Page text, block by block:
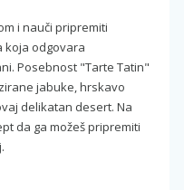
i nauči pripremiti
koja odgovara
Posebnost "Tarte Tatin"
jabuke, hrskavo
delikatan desert. Na
da ga možeš pripremiti